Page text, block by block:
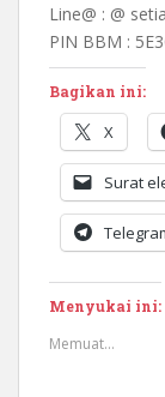
Line@ : @
PIN BBM :
Bagikan ini:
X
Surat
Menyukai ini:
Memuat...